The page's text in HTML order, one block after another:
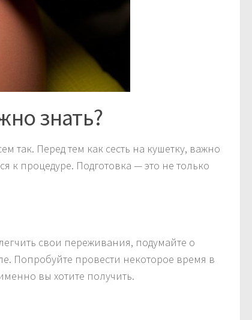
знать?
так. Перед тем как сесть на кушетку, важно
к процедуре. Подготовка — это не только
свои переживания, подумайте о
Попробуйте провести некоторое время в
вы хотите получить.